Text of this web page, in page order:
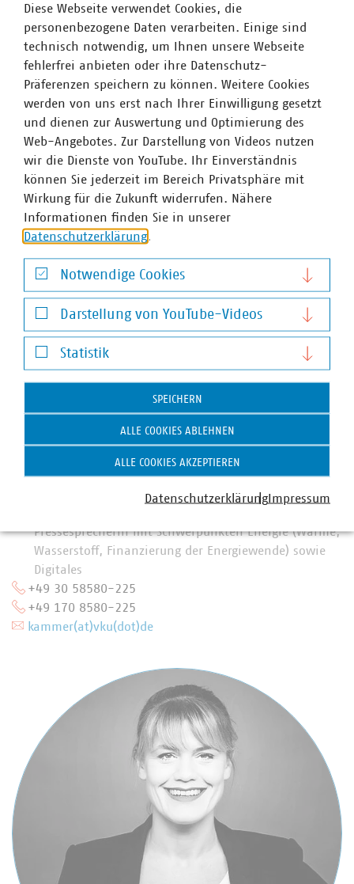
für heute und morgen: #Daseinsvorsorge. Unsere
Positionen:
https://www.vku.de/vku-positionen/
Ansprechpartner
Anna Theresa Kammer
Pressesprecherin mit Schwerpunkten Energie (Wärme,
Wasserstoff, Finanzierung der Energiewende) sowie
Digitales
+49 30 58580-225
+49 170 8580-225
kammer(at)vku(dot)de
Diese Webseite verwendet Cookies, die
personenbezogene Daten verarbeiten. Einige sind
technisch notwendig, um Ihnen unsere Webseite
fehlerfrei anbieten oder ihre Datenschutz-
Präferenzen speichern zu können. Weitere Cookies
werden von uns erst nach Ihrer Einwilligung gesetzt
und dienen zur Auswertung und Optimierung des
Web-Angebotes. Zur Darstellung von Videos nutzen
wir die Dienste von YouTube. Ihr Einverständnis
können Sie jederzeit im Bereich Privatsphäre mit
Wirkung für die Zukunft widerrufen. Nähere
Informationen finden Sie in unserer
Datenschutzerklärung.
Notwendige Cookies
Notwendige Cookies
Darstellung von YouTube-Videos
Darstellung von YouTube-Videos
Statistik
Statistik
SPEICHERN
ALLE COOKIES ABLEHNEN
ALLE COOKIES AKZEPTIEREN
DatenschutzerklärungImpressum